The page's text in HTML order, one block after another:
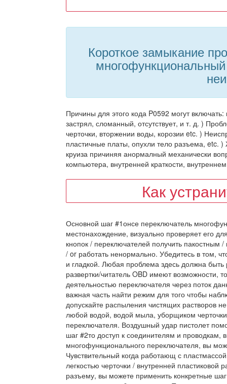
Короткое замыкание
Причины для этого кода P0592 могут
застрял, сломанный, отсутствует, и т. д. )
черточки, вторжении воды, корозии etc. )
пластичные платы, опухли тело разъема, etc. )
круиза причиняя анормалный механически
компьютера, внутренней краткости,
Как
Основной шаг #1онсе переключатель
местонахождение, визуально проверяет его
кнопок / переключателей получить
/ or работать ненормально. Убедитесь в том,
и гладкой. Любая проблема здесь должна
развертки/читатель OBD имеют возможности,
деятельностью переключателя через поток
важная часть найти режим для того чтобы
допускайте распыления чистящих растворов
любой водой, водой мыла, уборщиком
переключателя. Воздушный удар пистолет
шаг #2то доступ к соединителям и проводкам,
многофункционального переключателя, вы
Чувствительный когда работающ с
легкостью черточки / внутренней пластиковой
разъему, вы можете применить конкретные